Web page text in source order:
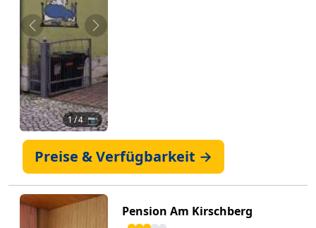
Zurück Weiter
1/ 4 📷
Preise & Verfügbarkeit →
Pension Am Kirschberg